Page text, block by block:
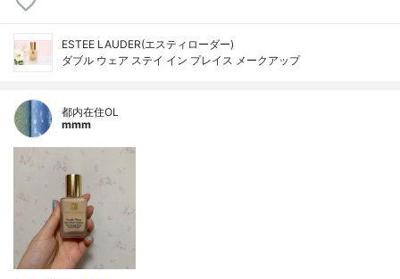
ESTEE LAUDER(エスティローダー)
ダブル ウェア ステイ イン プレイス メークアップ
都内在住OL
mmm